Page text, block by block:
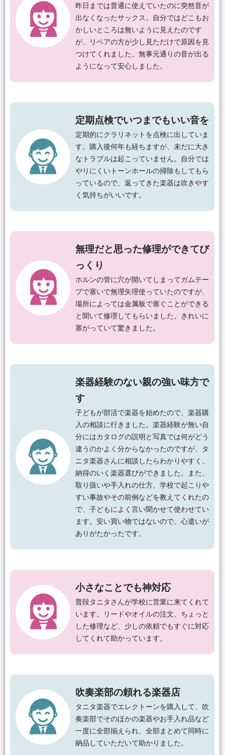
昨日までは普通に使えていたのに突然音が
出なくなったサックス。自分ではどこもお
かしいところは無いように見えたのです
が、リペアの方が少し見ただけで原因を見
つけてくれました。無事元通りの音が出る
ようになって安心しました。
定期点検でいつまでもいい音を
定期的にクラリネットを点検に出していま
す。購入後何年も経ちますが、未だに大き
なトラブルは起こっていません。自分では
やりにくいトーンホールの掃除もしてもら
っているので、返ってきた楽器は吹きやす
く気持ちがいいです。
無理だと思った修理ができてび
っくり
ホルンの管に穴が開いてしまってガムテー
プで塞いで無理矢理使っていたのですが、
場所によっては金属板で塞ぐことができる
と聞いて修理してもらいました。きれいに
塞がっていて驚きました。
楽器経験のない親の強い味方で
す
子どもが部活で楽器を始めたので、楽器購
入の相談に行きました。楽器経験が無い自
分にはカタログの説明と写真では何がどう
違うのかよく分からなかったのですが、タ
ニタ楽器さんに相談したらわかりやすく、
納得のいく楽器選びができました。また、
取り扱いや手入れの仕方、学校で起こりや
すい事故やその前例などを教えてくれたの
で、子どもによく言い聞かせて使わせてい
ます。安い買い物ではないので、心遣いが
ありがたかったです。
小さなことでも神対応
普段タニタさんが学校に営業に来てくれて
います。リードやオイルの注文、ちょっと
した修理など、少しの依頼でもすぐに対応
してくれて助かっています。
吹奏楽部の頼れる楽器店
タニタ楽器でエレクトーンを購入して、吹
奏楽部でそのほかの楽器やお手入れ品など
一度に全部揃えられ、全部まとめて同時に
納品していただいて助かりました。